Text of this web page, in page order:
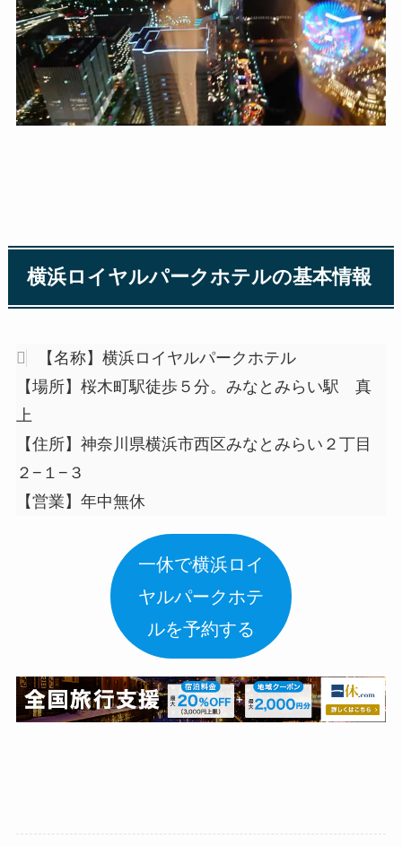
横浜ロイヤルパークホテルの基本情報
【名称】横浜ロイヤルパークホテル
【場所】桜木町駅徒歩５分。みなとみらい駅 真
上
【住所】神奈川県横浜市西区みなとみらい２丁目
２−１−３
【営業】年中無休
一休で横浜ロイ
ヤルパークホテ
ルを予約する